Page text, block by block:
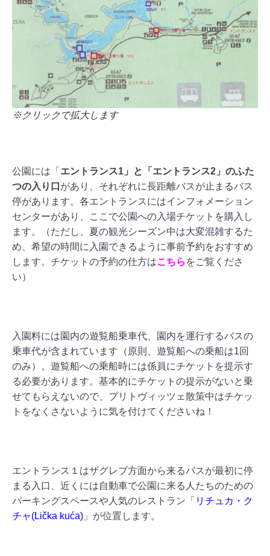
※クリックで拡大します
公園には「 エントランス1」と「エントランス2」のふた
つの入り口 があり、それぞれに長距離バスが止まるバス
停があります。各エントランスにはインフォメーション
センターがあり、ここで公園への入場チケットを購入し
ます。（ただし、夏の観光シーズン中は大変混雑するた
め、希望の時間に入園できるように事前予約をおすすめ
します。チケットの予約の仕方はこちら をご覧くださ
い）
入園料には園内の遊覧船乗車代、園内を運行するバスの
乗車代が含まれています（原則、遊覧船への乗船は1回
のみ）。遊覧船への乗船時には係員にチケットを提示す
る必要があります。基本的にチケットの提示がないと乗
せてもらえないので、プリトヴィッツェ散策中はチケッ
トをなくさないように気を付けてくださいね！
エントランス１はザグレブ方面から来るバスが最初に停
まる入口、近くには自動車で公園に来る人たちのための
パーキングスペースや人気のレストラン「 リチュカ・ク
チャ(Lička kuća) 」が位置します。